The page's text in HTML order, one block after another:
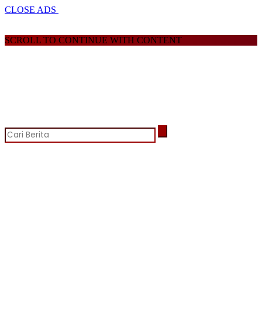
CLOSE ADS
SCROLL TO CONTINUE WITH CONTENT